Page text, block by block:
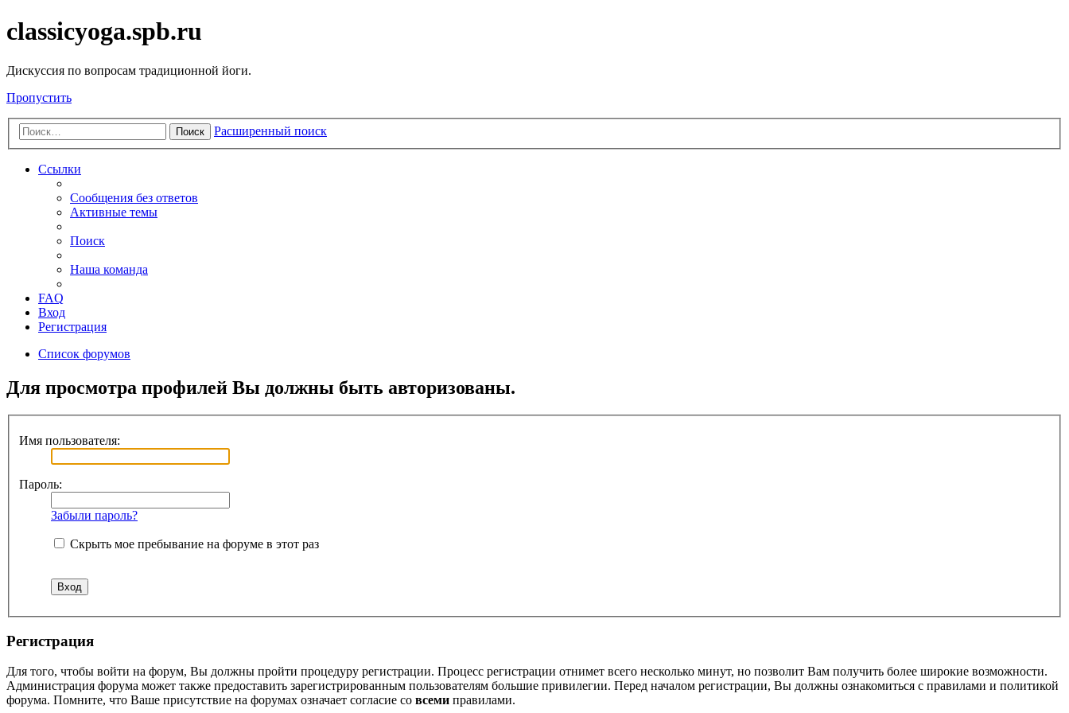
classicyoga.spb.ru
Дискуссия по вопросам традиционной йоги.
Пропустить
Поиск Расширенный поиск
Ссылки
Сообщения без ответов
Активные темы
Поиск
Наша команда
FAQ
Вход
Регистрация
Список форумов
Для просмотра профилей Вы должны быть авторизованы.
Имя пользователя:
Пароль:
Забыли пароль?
Скрыть мое пребывание на форуме в этот раз
Регистрация
Для того, чтобы войти на форум, Вы должны пройти процедуру регистрации. Процесс регистрации отнимет всего несколько минут, но позволит Вам получить более широкие возможности.
Администрация форума может также предоставить зарегистрированным пользователям большие привилегии. Перед началом регистрации, Вы должны ознакомиться с правилами и политикой
форума. Помните, что Ваше присутствие на форумах означает согласие со всеми правилами.